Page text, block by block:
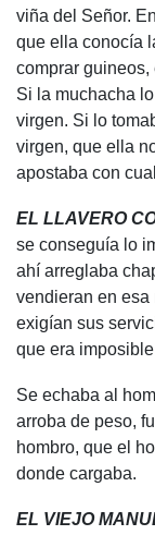
viña del Señor.
que ella conocía
comprar guineos,
Si la muchacha
virgen. Si lo
virgen, que ella
apostaba con
EL LLAVERO
se conseguía lo
ahí arreglaba
vendieran en
exigían sus
que era
Se echaba al
arroba de peso,
hombro, que el
donde cargaba.
EL VIEJO